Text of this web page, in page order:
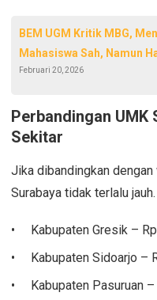
BEM UGM Kritik MBG,
Mahasiswa Sah, Namun
Bertanggung Jawab
Februari 20, 2026
Perbandingan UMK
Sekitar
Jika dibandingkan
Surabaya tidak terlalu jauh.
Kabupaten Gresik –
Kabupaten Sidoarjo –
Kabupaten Pasuruan